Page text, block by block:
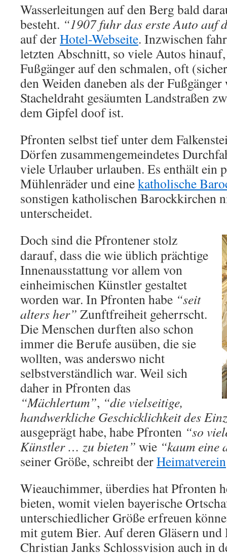
Wasserleitungen auf den Berg bald
besteht. “1907 fuhr das erste Auto auf
auf derHotel-Webseite. Inzwischen
letzten Abschnitt, so viele Autos
Fußgänger auf den schmalen, oft
den Weiden daneben als der
Stacheldraht gesäumten Landstraßen
dem Gipfel doof ist.
Pfronten selbst tief unter dem
Dörfen zusammengemeindetes
viele Urlauber urlauben. Es enthält ein
Mühlenräder und einekatholische
sonstigen katholischen Barockkirchen
unterscheidet.
Doch sind die Pfrontener stolz
darauf, dass die wie üblich prächtige
Innenausstattung vor allem von
einheimischen Künstler gestaltet
worden war. In Pfronten habe “seit
alters her” Zunftfreiheit geherrscht.
Die Menschen durften also schon
immer die Berufe ausüben, die sie
wollten, was anderswo nicht
selbstverständlich war. Weil sich
daher in Pfronten das
“Mächlertum”, “die vielseitige,
handwerkliche Geschicklichkeit des
ausgeprägt habe, habe Pfronten “so
Künstler … zu bieten” wie “kaum eine
seiner Größe, schreibt derHeimatverein
Wieauchimmer, überdies hat Pfronten
bieten, womit vielen bayerische
unterschiedlicher Größe erfreuen
mit gutem Bier. Auf deren Gläsern und
Christian Janks Schlossvision auch in